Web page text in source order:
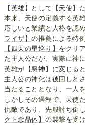
【英雄】 として 【天使】
本来、天使の定義する英
応しいと業績と人格を認
ライザ】の推薦による特
【四天の星巡り】 をクリ
た主人公だが、実際に神
英雄が 【悪神】 に変じる
主人公の神化は後回しと
当たることとなり、一人
しかしその過程で、天使
仇敵であり、先般討ち倒
クト念晶体】の襲撃を受